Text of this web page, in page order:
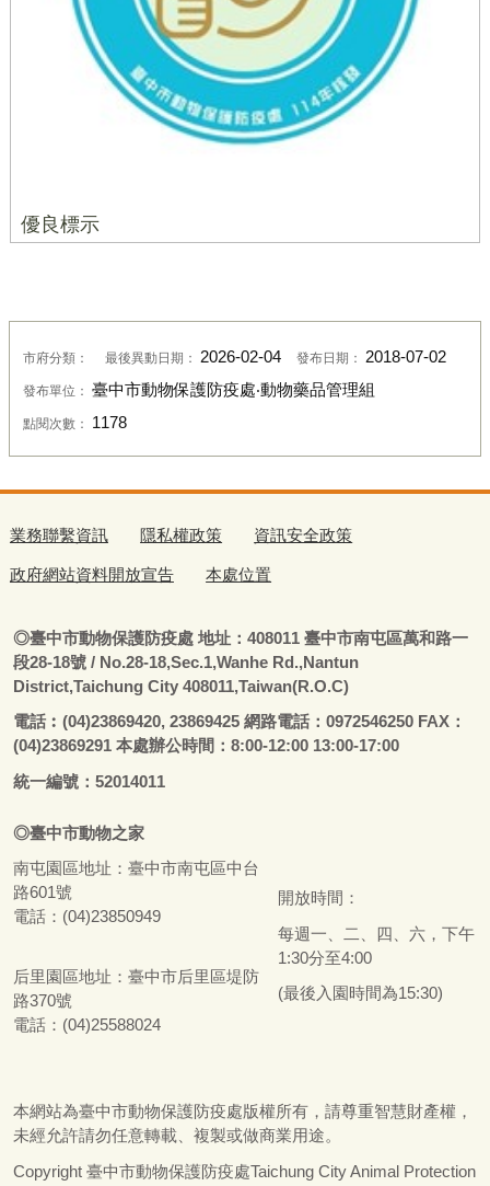
優良標示
市府分類： 最後異動日期： 2026-02-04 發布日期： 2018-07-02
發布單位： 臺中市動物保護防疫處‧動物藥品管理組
點閱次數： 1178
業務聯繫資訊 隱私權政策 資訊安全政策
政府網站資料開放宣告 本處位置
◎臺中市動物保護防疫處地址：408011 臺中市南屯區萬和路一
段28-18號 / No.28-18,Sec.1,Wanhe Rd.,Nantun
District,Taichung City 408011,Taiwan(R.O.C)
電話︰ (04)23869420, 23869425 網路電話：0972546250 FAX：
(04)23869291 本處辦公時間：8:00-12:00 13:00-17:00
統一編號：52014011
◎臺中市動物之家
南屯園區地址： 臺中市南屯區中台
路601號
電話：(04)23850949
后里園區地址： 臺中市后里區堤防
路370號
電話：(04)25588024
開放時間：
每週一、二、四、六，下午
1:30分至4:00
(最後入園時間為15:30)
本網站為臺中市動物保護防疫處版權所有，請尊重智慧財產權，
未經允許請勿任意轉載、複製或做商業用途。
Copyright 臺中市動物保護防疫處Taichung City Animal Protection